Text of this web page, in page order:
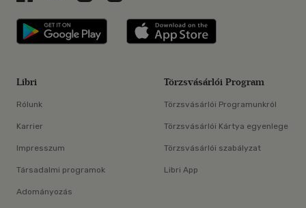
Libri applikáció Szerezd meg: Google
Libri
Rólunk
Karrier
Impresszum
Társadalmi programok
Adományozás
Törzsvásárlói Program
Törzsvásárlói Programunkról
Törzsvásárlói Kártya egyenlege
Törzsvásárlói szabályzat
Libri App